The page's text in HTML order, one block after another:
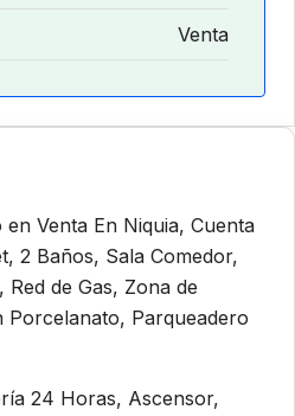
Venta
Venta En Niquia, Cuenta
2 Baños, Sala Comedor,
de Gas, Zona de
Porcelanato, Parqueadero
24 Horas, Ascensor,